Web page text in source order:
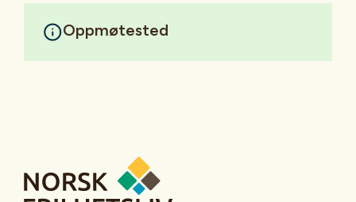
Oppmøtested